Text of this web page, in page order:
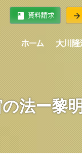
book 資料請求 arrow_forward
ホーム 大川隆
法ー黎